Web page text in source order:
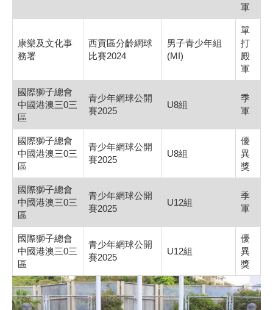
軍
康樂及文化事
務署
西貢區分齡網球
比賽2024
男子青少年組
(MI)
單
打
殿
軍
國際獅子總會
中國港澳三0三
區
青少年網球公開
賽2025
U8組
季
軍
國際獅子總會
中國港澳三0三
區
青少年網球公開
賽2025
U8組
優
異
獎
國際獅子總會
中國港澳三0三
區
青少年網球公開
賽2025
U12組
季
軍
國際獅子總會
中國港澳三0三
區
青少年網球公開
賽2025
U12組
優
異
獎